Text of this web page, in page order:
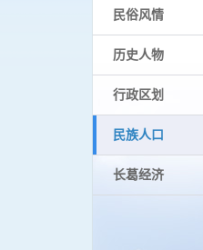
民俗风情
历史人物
行政区划
民族人口
长葛经济